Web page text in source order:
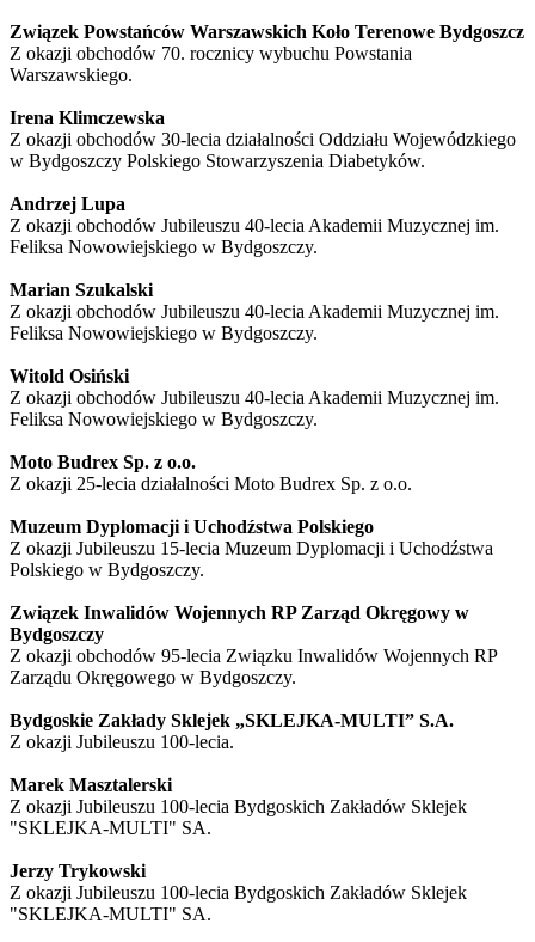
Związek Powstańców Warszawskich Koło Terenowe Bydgoszcz
Z okazji obchodów 70. rocznicy wybuchu Powstania
Warszawskiego.
Irena Klimczewska
Z okazji obchodów 30-lecia działalności Oddziału Wojewódzkiego
w Bydgoszczy Polskiego Stowarzyszenia Diabetyków.
Andrzej Lupa
Z okazji obchodów Jubileuszu 40-lecia Akademii Muzycznej im.
Feliksa Nowowiejskiego w Bydgoszczy.
Marian Szukalski
Z okazji obchodów Jubileuszu 40-lecia Akademii Muzycznej im.
Feliksa Nowowiejskiego w Bydgoszczy.
Witold Osiński
Z okazji obchodów Jubileuszu 40-lecia Akademii Muzycznej im.
Feliksa Nowowiejskiego w Bydgoszczy.
Moto Budrex Sp. z o.o.
Z okazji 25-lecia działalności Moto Budrex Sp. z o.o.
Muzeum Dyplomacji i Uchodźstwa Polskiego
Z okazji Jubileuszu 15-lecia Muzeum Dyplomacji i Uchodźstwa
Polskiego w Bydgoszczy.
Związek Inwalidów Wojennych RP Zarząd Okręgowy w
Bydgoszczy
Z okazji obchodów 95-lecia Związku Inwalidów Wojennych RP
Zarządu Okręgowego w Bydgoszczy.
Bydgoskie Zakłady Sklejek „SKLEJKA-MULTI” S.A.
Z okazji Jubileuszu 100-lecia.
Marek Masztalerski
Z okazji Jubileuszu 100-lecia Bydgoskich Zakładów Sklejek
"SKLEJKA-MULTI" SA.
Jerzy Trykowski
Z okazji Jubileuszu 100-lecia Bydgoskich Zakładów Sklejek
"SKLEJKA-MULTI" SA.